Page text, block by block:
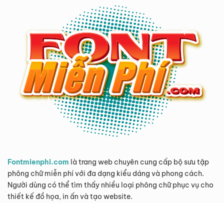
Fontmienphi.com là trang web chuyên cung cấp bộ sưu tập
phông chữ miễn phí với đa dạng kiểu dáng và phong cách.
Người dùng có thể tìm thấy nhiều loại phông chữ phục vụ cho
thiết kế đồ họa, in ấn và tạo website.